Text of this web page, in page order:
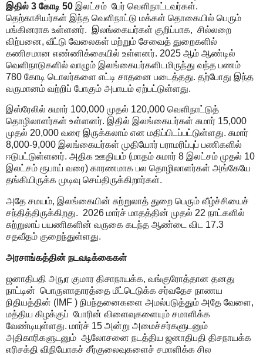
இதில் 3 கோடி 50 இலட்சம் பேர் வெளிநாட்டவர்கள்.
தெற்காசியர்கள் இந்த வெளிநாட்டு மக்கள் தொகையில் பெரும்
பங்கினராக உள்ளனர். இலங்கையர்கள் குறிப்பாக, சில்லறை
விற்பனை, வீட்டு வேலைகள் மற்றும் சேவைத் துறைகளில்
கணிசமான எண்ணிக்கையில் உள்ளனர். 2025 ஆம் ஆண்டில்
வெளிநாடுகளில் வாழும் இலங்கையர்களிடமிருந்து வந்த பணம்
780 கோடி டொலர்களை எட்டி சாதனை படைத்தது. தற்போது இந்த
வருமானம் வற்றிப் போகும் அபாயம் ஏற்பட்டுள்ளது.
இஸ்ரேலில் சுமார் 100,000 முதல் 120,000 வெளிநாட்டுத்
தொழிலாளர்கள் உள்ளனர். இதில் இலங்கையர்கள் சுமார் 15,000
முதல் 20,000 வரை இருக்கலாம் என மதிப்பிடப்பட்டுள்ளது. சுமார்
8,000-9,000 இலங்கையர்கள் முதியோர் பராமரிப்புப் பணிகளில்
ஈடுபட்டுள்ளனர். அதிக ஊதியம் (மாதம் சுமார் 8 இலட்சம் முதல் 10
இலட்சம் ரூபாய் வரை) காரணமாக பல தொழிலாளர்கள் அங்கேயே
தங்கியிருக்க முடிவு செய்திருக்கிறார்கள்.
அதே சமயம், இலங்கையின் சுற்றுலாத் துறை பெரும் வீழ்ச்சியைச்
சந்தித்திருக்கிறது. 2026 மார்ச் மாதத்தின் முதல் 22 நாட்களில்
சுற்றுலாப் பயணிகளின் வருகை கடந்த ஆண்டை விட 17.3
சதவீதம் குறைந்துள்ளது.
அரசாங்கத்தின் நடவடிக்கைகள்
ஜனாதிபதி அநுர குமார திசாநாயக்க, வங்குரோத்தான தனது
நாட்டின் பொருளாதாரத்தை மீட்டெடுக்க சர்வதேச நாணய
நிதியத்தின் ( IMF ) நிபந்தனைகளை அமல்படுத்தும் அதே வேளை,
மத்திய கிழக்குப் போரின் விளைவுகளையும் சமாளிக்க
வேண்டியுள்ளது. மார்ச் 15 அன்று அமைச்சர்களுடனும்
அதிகாரிகளுடனும் ஆலோசனை நடத்திய ஜனாதிபதி திசநாயக்க
எரிசக்தி விநியோகச் சீர்குலைவுகளைச் சமாளிக்க சில